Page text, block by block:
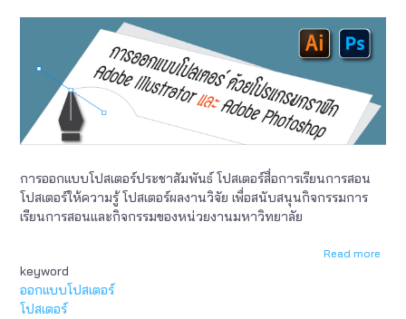
การออกแบบโปสเตอร์ประชาสัมพันธ์ โปสเตอร์สื่อการเรียนการสอน
โปสเตอร์ให้ความรู้ โปสเตอร์ผลงานวิจัย เพื่อสนับสนุนกิจกรรมการ
เรียนการสอนและกิจกรรมของหน่วยงานมหาวิทยาลัย
Read more
keyword
ออกแบบโปสเตอร์
โปสเตอร์